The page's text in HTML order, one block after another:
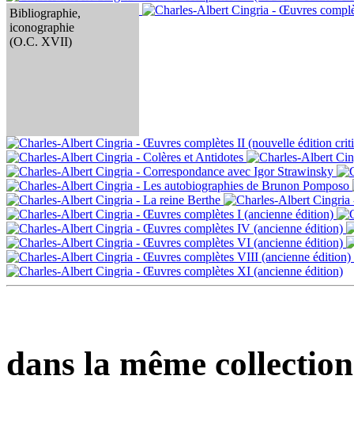
Bibliographie,
iconographie
(O.C. XVII)
dans la même collection